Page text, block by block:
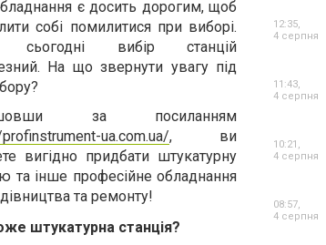
є досить дорогим, щоб
собі помилитися при виборі.
сьогодні вибір станцій
На що звернути увагу під
за посиланням
ua.com.ua/, ви
вигідно придбати штукатурну
та інше професійне обладнання
та ремонту!
штукатурна станція?
12:35,
4 серпня
11:43,
4 серпня
10:21,
4 серпня
08:57,
4 серпня